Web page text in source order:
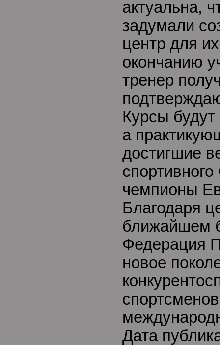
актуальна,
задумали
центр для
окончанию
тренер
Курсы будут
а
достигшие
чемпионы
Благодаря
ближайшем
Федерация
новое
Дата